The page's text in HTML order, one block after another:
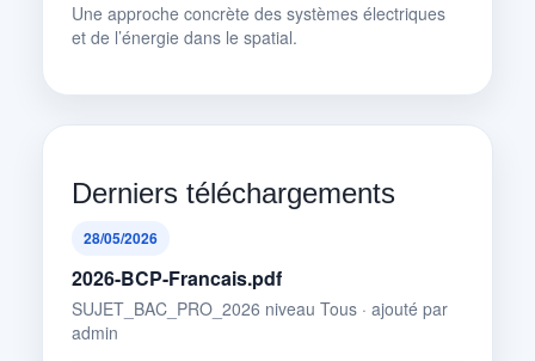
Une approche concrète des systèmes électriques
et de l’énergie dans le spatial.
Derniers téléchargements
28/05/2026
2026-BCP-Francais.pdf
SUJET_BAC_PRO_2026 niveau Tous · ajouté par
admin